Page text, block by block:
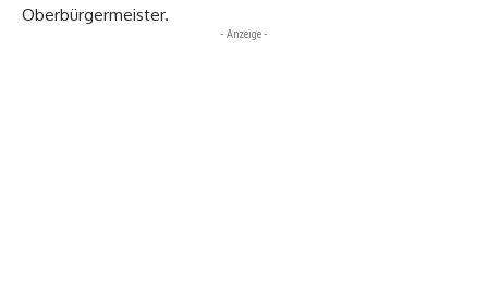
Oberbürgermeister.
- Anzeige -